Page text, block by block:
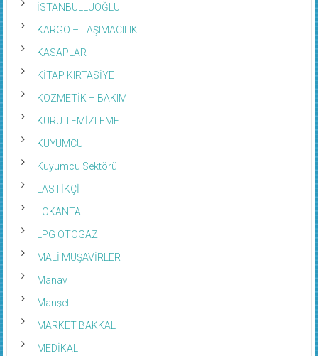
İSTANBULLUOĞLU
KARGO – TAŞIMACILIK
KASAPLAR
KİTAP KIRTASİYE
KOZMETİK – BAKIM
KURU TEMİZLEME
KUYUMCU
Kuyumcu Sektörü
LASTİKÇİ
LOKANTA
LPG OTOGAZ
MALİ MÜŞAVİRLER
Manav
Manşet
MARKET BAKKAL
MEDİKAL